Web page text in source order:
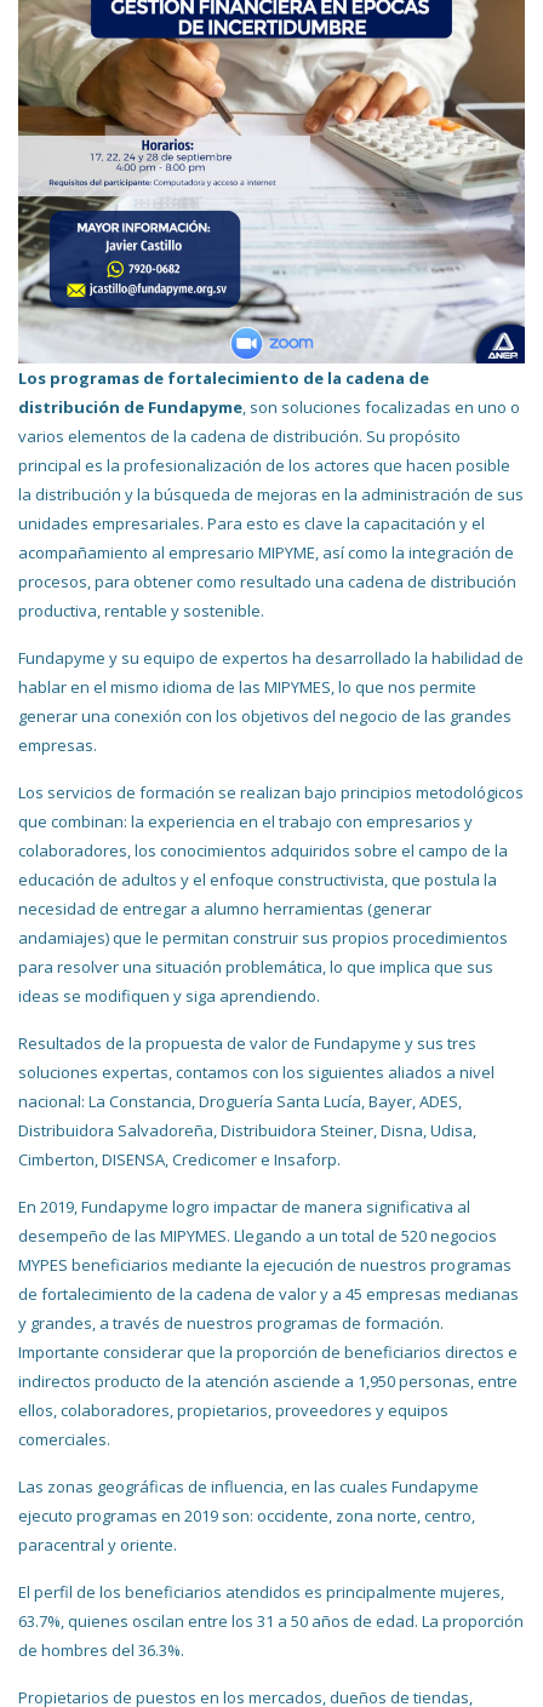
Los programas de fortalecimiento de la cadena de
distribución de Fundapyme, son soluciones focalizadas en uno o
varios elementos de la cadena de distribución. Su propósito
principal es la profesionalización de los actores que hacen posible
la distribución y la búsqueda de mejoras en la administración de sus
unidades empresariales. Para esto es clave la capacitación y el
acompañamiento al empresario MIPYME, así como la integración de
procesos, para obtener como resultado una cadena de distribución
productiva, rentable y sostenible.
Fundapyme y su equipo de expertos ha desarrollado la habilidad de
hablar en el mismo idioma de las MIPYMES, lo que nos permite
generar una conexión con los objetivos del negocio de las grandes
empresas.
Los servicios de formación se realizan bajo principios metodológicos
que combinan: la experiencia en el trabajo con empresarios y
colaboradores, los conocimientos adquiridos sobre el campo de la
educación de adultos y el enfoque constructivista, que postula la
necesidad de entregar a alumno herramientas (generar
andamiajes) que le permitan construir sus propios procedimientos
para resolver una situación problemática, lo que implica que sus
ideas se modifiquen y siga aprendiendo.
Resultados de la propuesta de valor de Fundapyme y sus tres
soluciones expertas, contamos con los siguientes aliados a nivel
nacional: La Constancia, Droguería Santa Lucía, Bayer, ADES,
Distribuidora Salvadoreña, Distribuidora Steiner, Disna, Udisa,
Cimberton, DISENSA, Credicomer e Insaforp.
En 2019, Fundapyme logro impactar de manera significativa al
desempeño de las MIPYMES. Llegando a un total de 520 negocios
MYPES beneficiarios mediante la ejecución de nuestros programas
de fortalecimiento de la cadena de valor y a 45 empresas medianas
y grandes, a través de nuestros programas de formación.
Importante considerar que la proporción de beneficiarios directos e
indirectos producto de la atención asciende a 1,950 personas, entre
ellos, colaboradores, propietarios, proveedores y equipos
comerciales.
Las zonas geográficas de influencia, en las cuales Fundapyme
ejecuto programas en 2019 son: occidente, zona norte, centro,
paracentral y oriente.
El perfil de los beneficiarios atendidos es principalmente mujeres,
63.7%, quienes oscilan entre los 31 a 50 años de edad. La proporción
de hombres del 36.3%.
Propietarios de puestos en los mercados, dueños de tiendas,